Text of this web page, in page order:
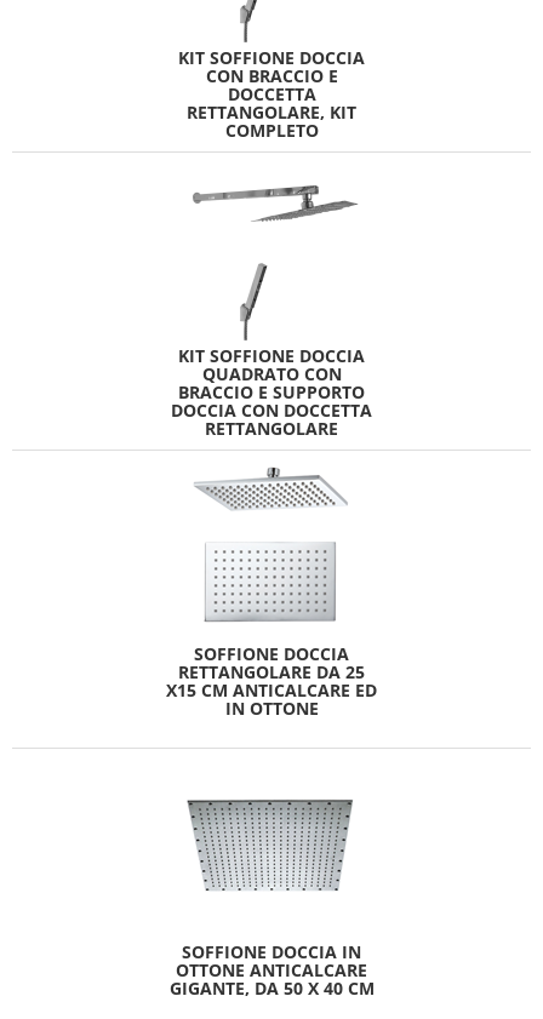
KIT SOFFIONE DOCCIA
CON BRACCIO E
DOCCETTA
RETTANGOLARE, KIT
COMPLETO
KIT SOFFIONE DOCCIA
QUADRATO CON
BRACCIO E SUPPORTO
DOCCIA CON DOCCETTA
RETTANGOLARE
SOFFIONE DOCCIA
RETTANGOLARE DA 25
X15 CM ANTICALCARE ED
IN OTTONE
SOFFIONE DOCCIA IN
OTTONE ANTICALCARE
GIGANTE, DA 50 X 40 CM